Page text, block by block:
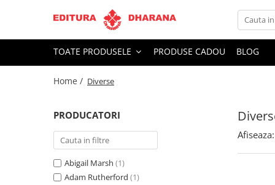
Toate Produsele
CARTI EDITURA DHARANA
OFERTE LA PACHET
Dietoterapie
Dezvoltare personala
Spiritualitate
TOATE PRODUSELE PRODUSE CADOU BLOG
Home / Diverse
PRODUCATORI
Abigail Marsh (1)
Adam Rutherford (1)
Afiseaza: